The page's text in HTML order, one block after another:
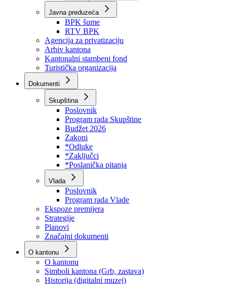
Direkcija za robne rezerve
Direkcija za ceste
Direkcija za šumarstvo
Javna preduzeća
BPK šume
RTV BPK
Agencija za privatizaciju
Arhiv kantona
Kantonalni stambeni fond
Turistička organizacija
Dokumenti
Skupština
Poslovnik
Program rada Skupštine
Budžet 2026
Zakoni
*Odluke
*Zaključci
*Poslanička pitanja
Vlada
Poslovnik
Program rada Vlade
Ekspoze premijera
Strategije
Planovi
Značajni dokumenti
O kantonu